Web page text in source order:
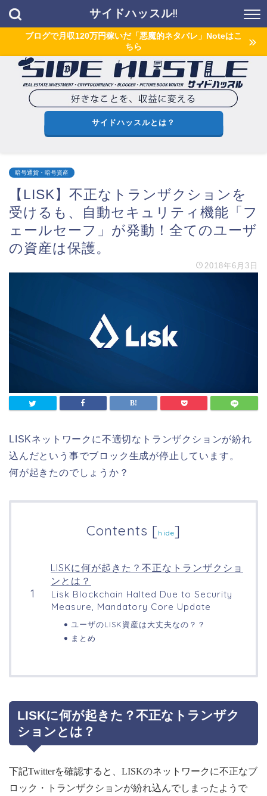
サイドハッスル!!
ブログで月収120万円稼いだ「悪魔的ネタバレ」Noteはこ
ちら
サイドハッスルとは？
暗号通貨・暗号資産
【LISK】不正なトランザクションを
受けるも、自動セキュリティ機能「フ
ェールセーフ」が発動！全てのユーザ
の資産は保護。
2018年6月3日
LISKネットワークに不適切なトランザクションが紛れ
込んだという事でブロック生成が停止しています。
何が起きたのでしょうか？
Contents [hide]
LISKに何が起きた？不正なトランザクショ
ンとは？
Lisk Blockchain Halted Due to Security
Measure, Mandatory Core Update
ユーザのLISK資産は大丈夫なの？？
まとめ
LISKに何が起きた？不正なトランザク
ションとは？
下記Twitterを確認すると、LISKのネットワークに不正なブ
ロック・トランザクションが紛れ込んでしまったようで